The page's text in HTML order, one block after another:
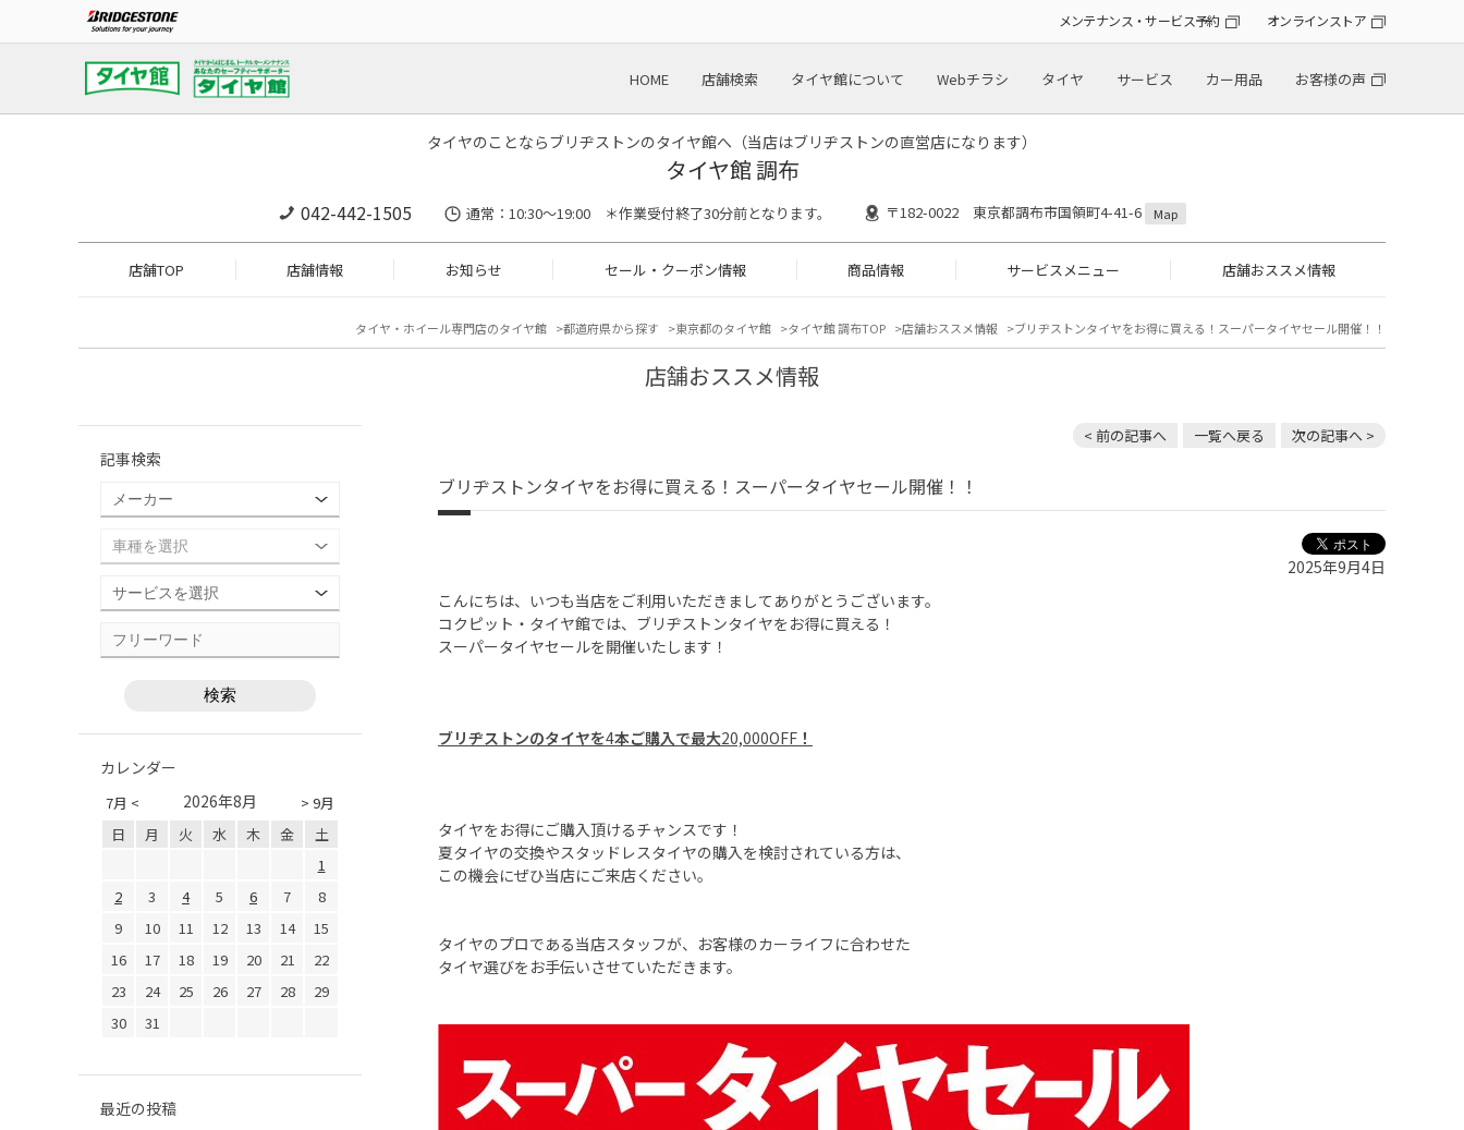
メンテナンス・サービス予約 オンラインストア
HOME 店舗検索 タイヤ館について Webチラシ タイヤ サービス カー用品 お客様の声
タイヤのことならブリヂストンのタイヤ館へ（当店はブリヂストンの直営店になります）
タイヤ館 調布
042-442-1505 通常：10:30～19:00 ＊作業受付終了30分前となります。 〒182-0022 東京都調布市国領町4-41-6 Map
店舗TOP 店舗情報 お知らせ セール・クーポン情報 商品情報 サービスメニュー 店舗おススメ情報
タイヤ・ホイール専門店のタイヤ館 都道府県から探す 東京都のタイヤ館 タイヤ館 調布TOP 店舗おススメ情報 ブリヂストンタイヤをお得に買える！スーパータイヤセール開催！！
店舗おススメ情報
< 前の記事へ 一覧へ戻る 次の記事へ >
ブリヂストンタイヤをお得に買える！スーパータイヤセール開催！！
2025年9月4日
こんにちは、いつも当店をご利用いただきましてありがとうございます。
コクピット・タイヤ館では、ブリヂストンタイヤをお得に買える！
スーパータイヤセールを開催いたします！
ブリヂストンのタイヤを4本ご購入で最大20,000OFF ！
タイヤをお得にご購入頂けるチャンスです！
夏タイヤの交換やスタッドレスタイヤの購入を検討されている方は、
この機会にぜひ当店にご来店ください。
タイヤのプロである当店スタッフが、お客様のカーライフに合わせた
タイヤ選びをお手伝いさせていただきます。
記事検索
カレンダー
7月 < > 9月
2026年8月
日 月 火 水 木 金
土
1
2
3 4 5 6 7
8
9
10 11 12 13 14
15
16
17 18 19 20 21
22
23
24 25 26 27 28
29
30
31
最近の投稿